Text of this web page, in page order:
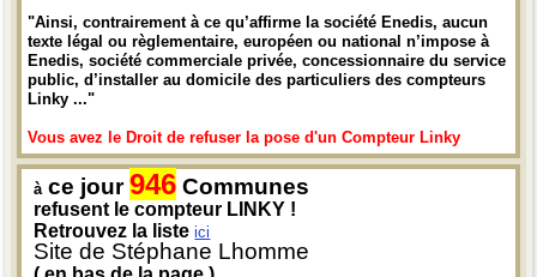
"Ainsi, contrairement à ce qu’affirme la société Enedis, aucun
texte légal ou règlementaire, européen ou national n’impose à
Enedis, société commerciale privée, concessionnaire du service
public, d’installer au domicile des particuliers des compteurs
Linky ..."
Vous avez le Droit de refuser la pose d'un Compteur Linky
à ce jour946 Communes
refusent le compteur LINKY !
Retrouvez la listeici
Site de Stéphane Lhomme